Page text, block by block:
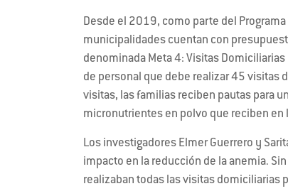
Desde el 2019, como parte del
municipalidades cuentan con
denominada Meta 4: Visitas
de personal que debe realizar 45 visitas
visitas, las familias reciben pautas para
micronutrientes en polvo que reciben en
Los investigadores Elmer Guerrero y
impacto en la reducción de la anemia.
realizaban todas las visitas domiciliarias